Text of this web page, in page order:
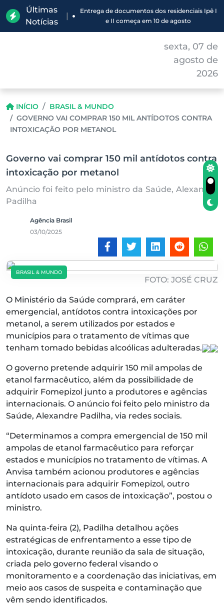
Últimas
Notícias
|
Entrega de documentos dos residenciais Ipê I
e II começa em 10 de agosto
sexta, 07 de
agosto de
2026
INÍCIO
BRASIL & MUNDO
GOVERNO VAI COMPRAR 150 MIL ANTÍDOTOS CONTRA
INTOXICAÇÃO POR METANOL
Governo vai comprar 150 mil antídotos contra
intoxicação por metanol
Anúncio foi feito pelo ministro da Saúde, Alexandre
Padilha
Agência Brasil
03/10/2025
BRASIL & MUNDO
FOTO: JOSÉ CRUZ
O Ministério da Saúde comprará, em caráter
emergencial, antídotos contra intoxicações por
metanol, a serem utilizados por estados e
municípios para o tratamento de vítimas que
tenham tomado bebidas alcoólicas adulteradas.
O governo pretende adquirir 150 mil ampolas de
etanol farmacêutico, além da possibilidade de
adquirir Fomepizol junto a produtores e agências
internacionais. O anúncio foi feito pelo ministro da
Saúde, Alexandre Padilha, via redes sociais.
“Determinamos a compra emergencial de 150 mil
ampolas de etanol farmacêutico para reforçar
estados e municípios no tratamento de vítimas. A
Anvisa também acionou produtores e agências
internacionais para adquirir Fomepizol, outro
antídoto usado em casos de intoxicação”, postou o
ministro.
Na quinta-feira (2), Padilha detalhou ações
estratégicas de enfrentamento a esse tipo de
intoxicação, durante reunião da sala de situação,
criada pelo governo federal visando o
monitoramento e a coordenação das iniciativas, em
meio aos casos de suspeita e contaminação que
vêm sendo identificados.